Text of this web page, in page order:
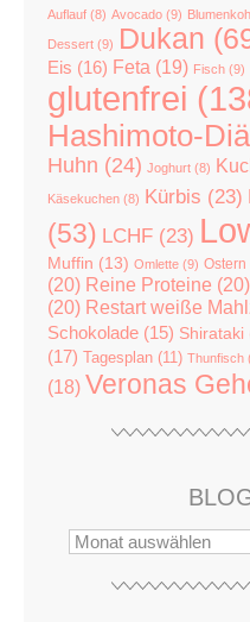
Auflauf (8) Avocado (9)
Dessert (9) Dukan
Eis (16) Feta (19) Fisch (9)
glutenfrei
Hashimoto-
Huhn (24) Joghurt (8)
Käsekuchen (8) Kürbis (23)
(53) LCHF (23)
Muffin (13) Omlette (9) Ostern
(20) Reine Proteine (20)
(20) Restart weiße
Schokolade (15) Shirataki
(17)
Tagesplan (11) Thunfisch
(18) Veronas